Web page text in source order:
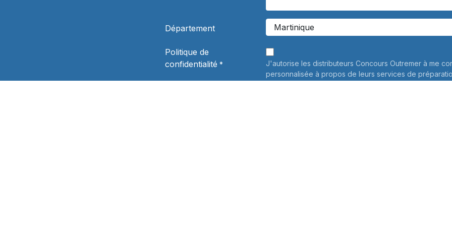
Département
Politique de
confidentialité *
J'autorise les distributeurs Concours Outremer à me
personnalisée à propos de leurs services de